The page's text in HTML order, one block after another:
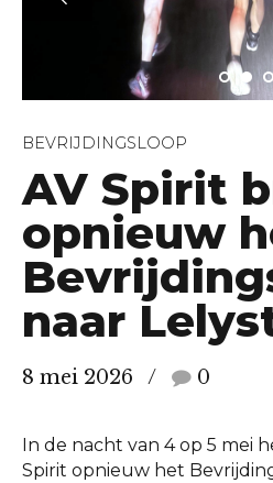
BEVRIJDINGSLOOP
AV Spirit
opnieuw
naar
8 mei 2026 0
In de nacht van 4 op 5 mei
Spirit opnieuw het